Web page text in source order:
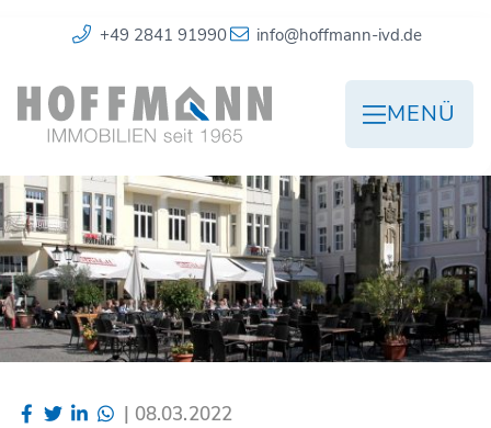
+49 2841 91990 info@hoffmann-ivd.de
MENÜ
| 08.03.2022